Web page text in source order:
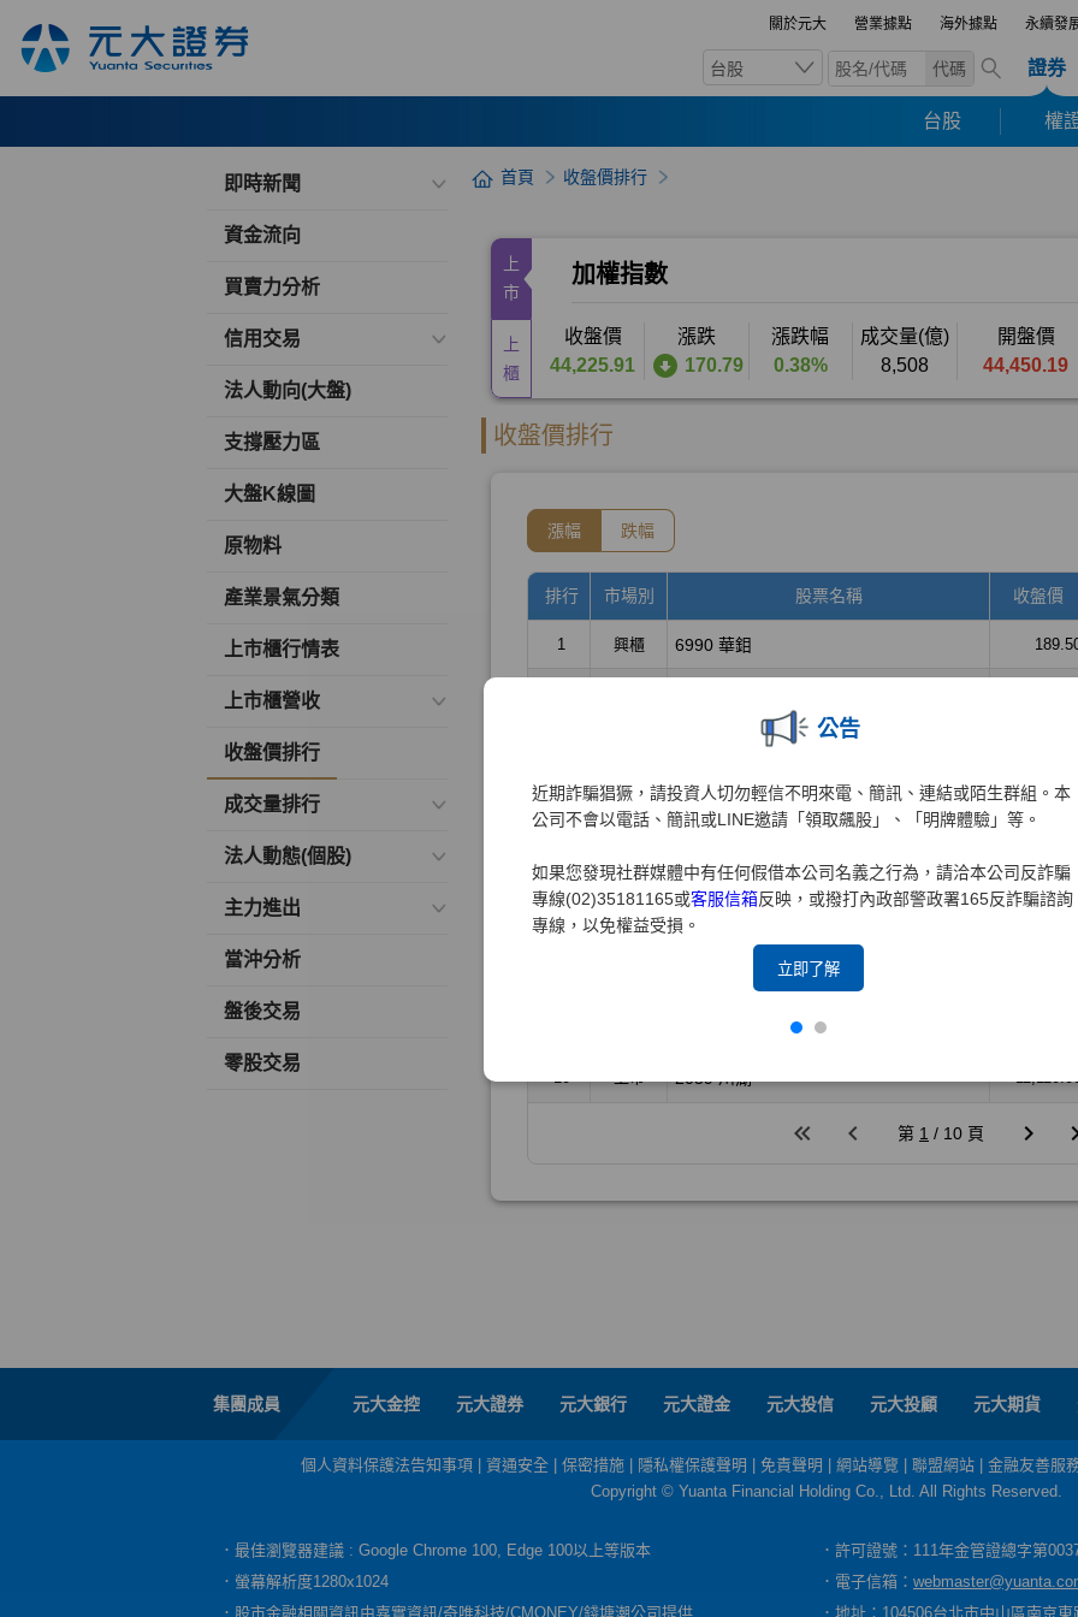
關於元大 營業據點 海外據點 永續發
台股 代碼 證券
台股 權
公告
近期詐騙猖獗，請投資人切勿輕信不明來電、簡訊、連結或陌生群組。本
公司不會以電話、簡訊或LINE邀請「領取飆股」、「明牌體驗」等。
如果您發現社群媒體中有任何假借本公司名義之行為，請洽本公司反詐騙
專線(02)35181165或客服信箱反映，或撥打內政部警政署165反詐騙諮詢
專線，以免權益受損。
立即了解
即時新聞
資金流向
買賣力分析
信用交易
法人動向(大盤)
支撐壓力區
大盤K線圖
原物料
產業景氣分類
上市櫃行情表
上市櫃營收
收盤價排行
成交量排行
法人動態(個股)
主力進出
當沖分析
盤後交易
零股交易
首頁 收盤價排行
集團成員 元大金控 元大證券 元大銀行 元大證金 元大投信 元大投顧 元大期貨
個人資料保護法告知事項 資通安全 保密措施 隱私權保護聲明 免責聲明 網站導覽 聯盟網站
金融友善服
Copyright © Yuanta Financial Holding Co., Ltd. All Rights Reserved.
．最佳瀏覽器建議 : Google Chrome 100, Edge 100以上等版本
．許可證號：111年金管證總字第
．螢幕解析度1280x1024
．電子信箱：
．股市金融相關資訊由嘉實資訊/奇唯科技/CMONEY/錢塘潮公司提供
．地址：104506台北市中山區南京